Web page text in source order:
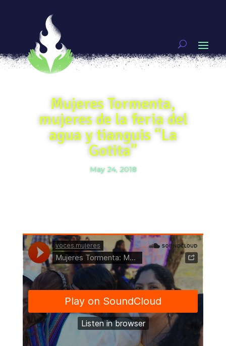
Mujeres Tormenta,
mujeres de la feria del
agua y tianguis “La
Gotita”
May 24, 2018